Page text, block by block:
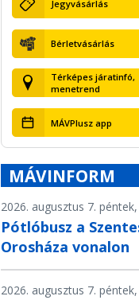
Jegyvásárlás
Bérletvásárlás
Térképes járatinfó,
menetrend
MÁVPlusz app
MÁVINFORM
2026. augusztus 7.
Pótlóbusz a
Orosháza vonalon
2026. augusztus 7.